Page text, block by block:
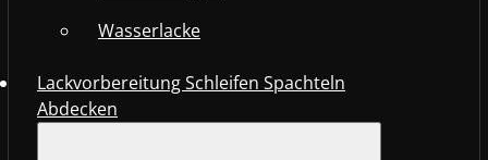
Wasserlacke
Lackvorbereitung Schleifen Spachteln
Abdecken